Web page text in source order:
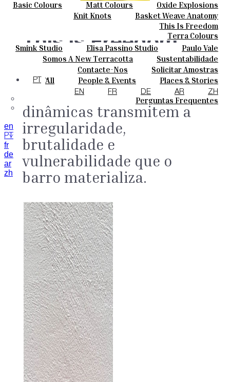
Hand Painted
Bold Pattern
Parquet Bisque
Natural Cotto
Smink Studio
Elisa Passino
Paulo Vale
Basic Colours Matt Colours
Oxide Explosions
Special Firing
Vintage Metallics
Dry Colours
Terra Colours
Cerâmicas
Knit Knots
Basket Weave Anatomy
This Is Freedom
Personalizar
Smink Studio Elisa Passino Studio Paulo Vale
Quem Somos
Somos A New Terracotta
Sustentabilidade
O Estúdio
Contactos
Contacte-Nos
Solicitar Amostras
Como Comprar
Catálogos E Especificações Técnicas
Perguntas Frequentes
All People & Events
Places & Stories
Materiais & Sustainability
Inspiration & Culture
PT
EN FR DE AR ZH
en
PT
fr
de
ar
zh
This is Freedom.
Carregadas de sensações e
um grande sentido de
liberdade, cores e formas
dinâmicas transmitem a
irregularidade,
brutalidade e
vulnerabilidade que o
barro materializa.